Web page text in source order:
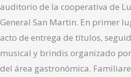
auditorio de la cooperativa de
General San Martin. En primer
acto de entrega de títulos,
musical y brindis organizado
del área gastronómica.